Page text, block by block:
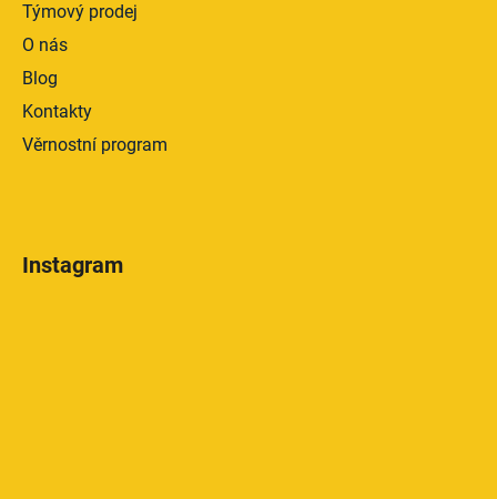
Týmový prodej
O nás
Blog
Kontakty
Věrnostní program
Instagram